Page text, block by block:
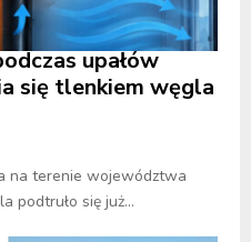
upałów
się tlenkiem węgla
na terenie województwa
podtruło się już...